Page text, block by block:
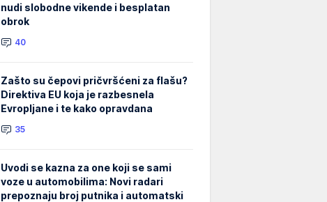
nudi slobodne vikende i besplatan
obrok
40
Zašto su čepovi pričvršćeni za flašu?
Direktiva EU koja je razbesnela
Evropljane i te kako opravdana
35
Uvodi se kazna za one koji se sami
voze u automobilima: Novi radari
prepoznaju broj putnika i automatski